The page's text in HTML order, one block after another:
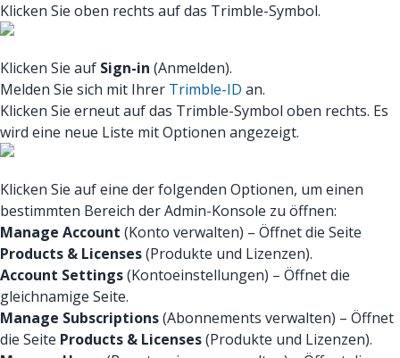
Klicken Sie oben rechts auf das Trimble-Symbol.
Klicken Sie auf Sign-in (Anmelden).
Melden Sie sich mit Ihrer Trimble-ID an.
Klicken Sie erneut auf das Trimble-Symbol oben rechts. Es
wird eine neue Liste mit Optionen angezeigt.
Klicken Sie auf eine der folgenden Optionen, um einen
bestimmten Bereich der Admin-Konsole zu öffnen:
Manage Account (Konto verwalten) – Öffnet die Seite
Products & Licenses(Produkte und Lizenzen).
Account Settings(Kontoeinstellungen) – Öffnet die
gleichnamige Seite.
Manage Subscriptions(Abonnements verwalten) – Öffnet
die Seite Products & Licenses(Produkte und Lizenzen).